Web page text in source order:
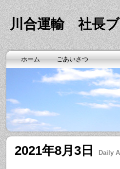
川合運輸 社長
ホーム ごあいさつ
2021年8月3日 Daily